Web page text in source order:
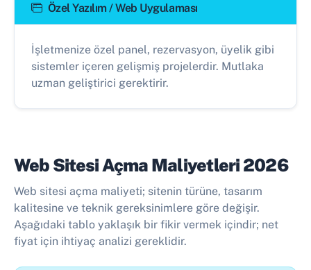
Özel Yazılım / Web Uygulaması
İşletmenize özel panel, rezervasyon, üyelik gibi
sistemler içeren gelişmiş projelerdir. Mutlaka
uzman geliştirici gerektirir.
Web Sitesi Açma Maliyetleri 2026
Web sitesi açma maliyeti; sitenin türüne, tasarım
kalitesine ve teknik gereksinimlere göre değişir.
Aşağıdaki tablo yaklaşık bir fikir vermek içindir; net
fiyat için ihtiyaç analizi gereklidir.